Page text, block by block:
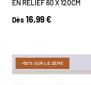
EN RELIEF 60 X 120CM
Dès 16,99 €
-50% SUR LE 2ÈME